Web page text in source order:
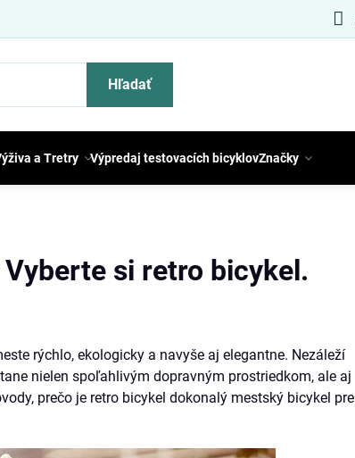
Hľadať
a Tretry Výpredaj testovacích bicyklovZnačky
si retro bicykel.
rýchlo, ekologicky a navyše aj elegantne. Nezáleží
nielen spoľahlivým dopravným prostriedkom, ale aj
prečo je retro bicykel dokonalý mestský bicykel pre